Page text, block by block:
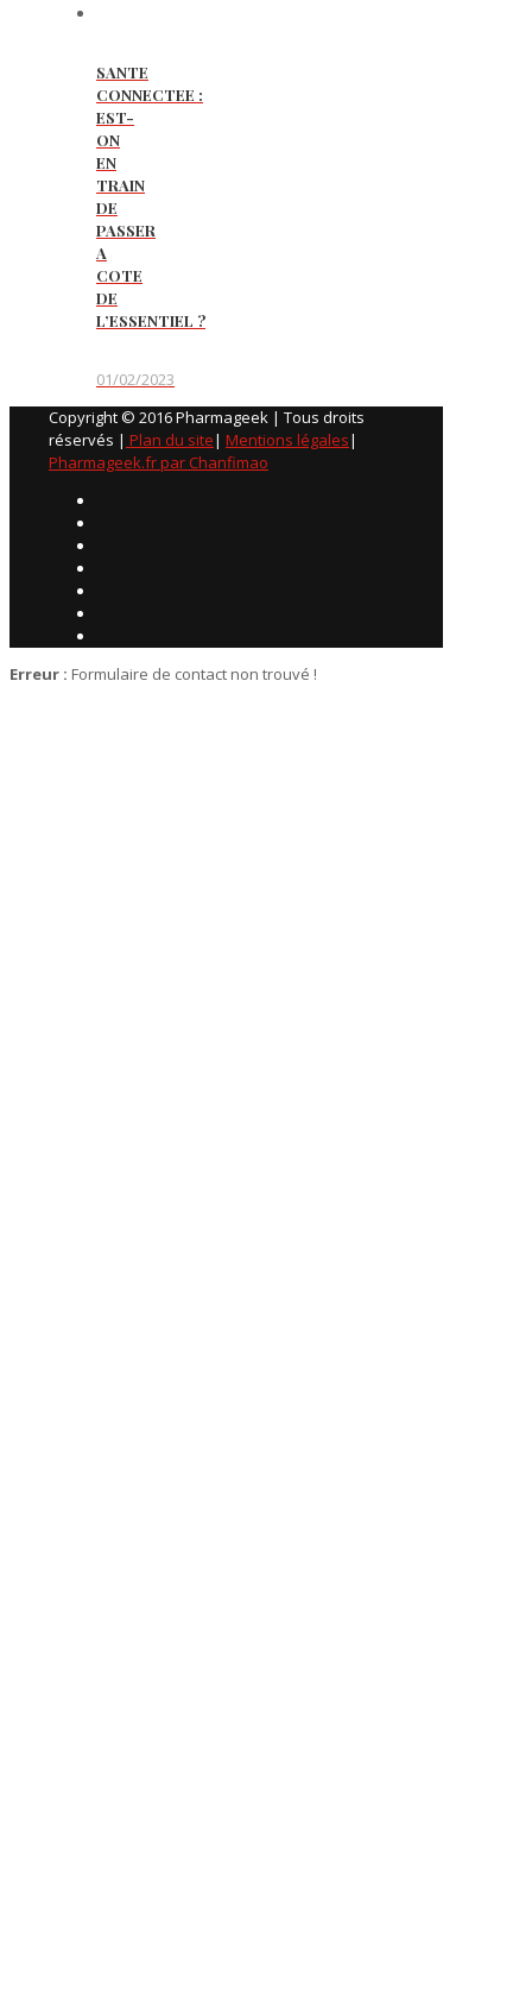
SANTE
CONNECTEE :
EST-
ON
EN
TRAIN
DE
PASSER
A
COTE
DE
L’ESSENTIEL ?
01/02/2023
Copyright © 2016 Pharmageek | Tous droits
réservés | Plan du site| Mentions légales|
Pharmageek.fr par Chanfimao
Erreur : Formulaire de contact non trouvé !